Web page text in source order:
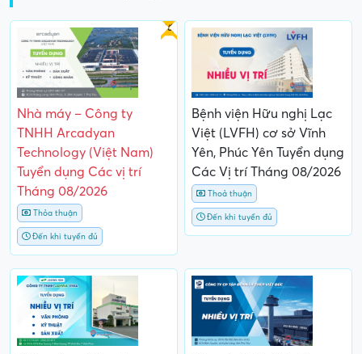
Gấp
Nhà máy – Công ty
TNHH Arcadyan
Technology (Việt Nam)
Tuyển dụng Các vị trí
Tháng 08/2026
Thỏa thuận
Đến khi tuyển đủ
Bệnh viện Hữu nghị Lạc
Việt (LVFH) cơ sở Vĩnh
Yên, Phúc Yên Tuyển dụng
Các Vị trí Tháng 08/2026
Thoả thuận
Đến khi tuyển đủ